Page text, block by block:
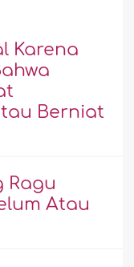
Karena
Berniat
Ragu
Atau